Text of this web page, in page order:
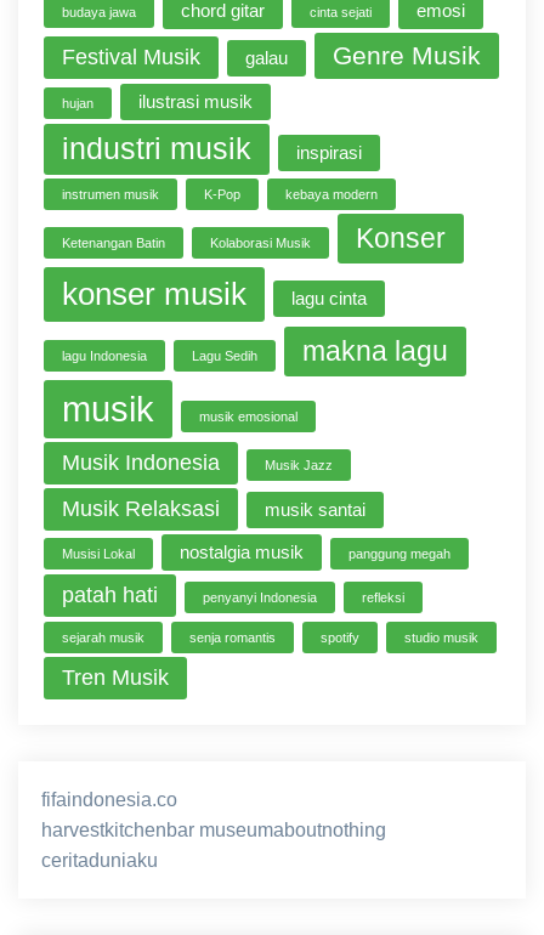
budaya jawa chord gitar cinta sejati emosi
Festival Musik galau Genre Musik
hujan ilustrasi musik
industri musik inspirasi
instrumen musik K-Pop kebaya modern
Ketenangan Batin Kolaborasi Musik Konser
konser musik lagu cinta
lagu Indonesia Lagu Sedih makna lagu
musik musik emosional
Musik Indonesia Musik Jazz
Musik Relaksasi musik santai
Musisi Lokal nostalgia musik panggung megah
patah hati penyanyi Indonesia refleksi
sejarah musik senja romantis spotify studio musik
Tren Musik
fifaindonesia.co
harvestkitchenbar museumaboutnothing
ceritaduniaku